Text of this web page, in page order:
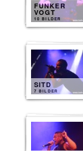
FUNKER
VOGT
10 BILDER
SITD
7 BILDER